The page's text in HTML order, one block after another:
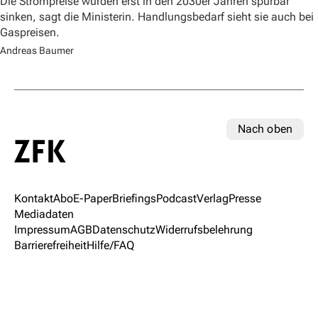
sinken, sagt die Ministerin. Handlungsbedarf sieht sie auch bei
Gaspreisen.
Andreas Baumer
Nach oben
KontaktAboE-PaperBriefingsPodcastVerlagPresse
Mediadaten
ImpressumAGBDatenschutzWiderrufsbelehrung
BarrierefreiheitHilfe/FAQ